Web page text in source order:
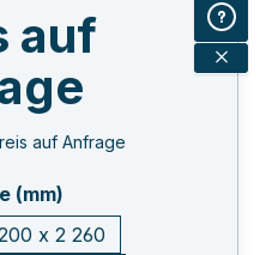
auf
auf Anfrage
(mm)auswählen
x 2 260